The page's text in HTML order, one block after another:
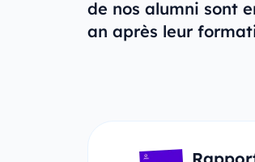
de nos alumni sont
an après leur